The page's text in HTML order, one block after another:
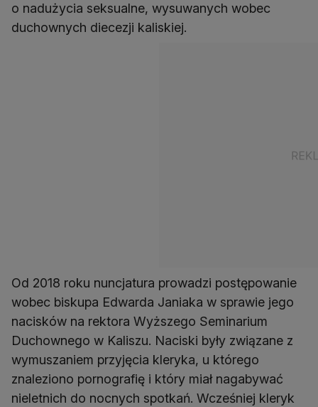
o nadużycia seksualne, wysuwanych wobec
duchownych diecezji kaliskiej.
Od 2018 roku nuncjatura prowadzi postępowanie
wobec biskupa Edwarda Janiaka w sprawie jego
nacisków na rektora Wyższego Seminarium
Duchownego w Kaliszu. Naciski były związane z
wymuszaniem przyjęcia kleryka, u którego
znaleziono pornografię i który miał nagabywać
nieletnich do nocnych spotkań. Wcześniej kleryk